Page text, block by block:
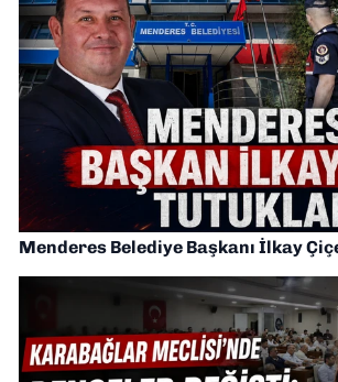
Menderes Belediye Başkanı İlkay